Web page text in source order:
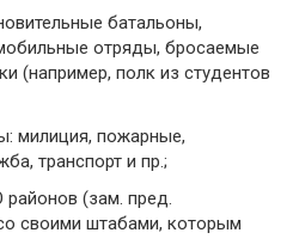
батальоны,
отряды, бросаемые
(например, полк из студентов
милиция, пожарные,
транспорт и пр.;
(зам. пред.
своими штабами, которым